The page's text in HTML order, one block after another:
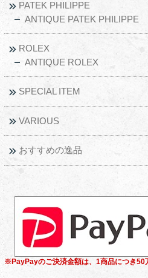
PATEK PHILIPPE
ANTIQUE PATEK PHILIPPE
ROLEX
ANTIQUE ROLEX
SPECIAL ITEM
VARIOUS
おすすめの逸品
※PayPayのご決済金額は、1商品につき50